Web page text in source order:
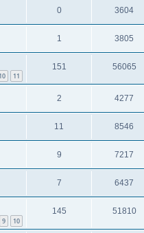
0 3604
1 3805
10 11
151 56065
2 4277
11 8546
9 7217
7 6437
9 10
145 51810